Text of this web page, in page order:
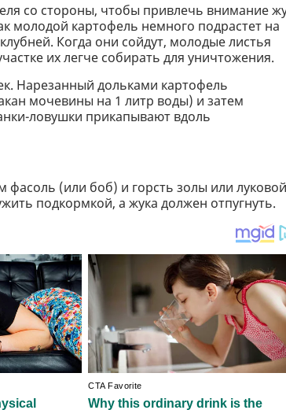
со стороны, чтобы привлечь внимание
молодой картофель немного подрастет на
Когда они сойдут, молодые листья
их легче собирать для уничтожения.
Нарезанный дольками картофель
мочевины на 1 литр воды) и затем
ловушки прикапывают вдоль
фасоль (или боб) и горсть золы или луковой
подкормкой, а жука должен отпугнуть.